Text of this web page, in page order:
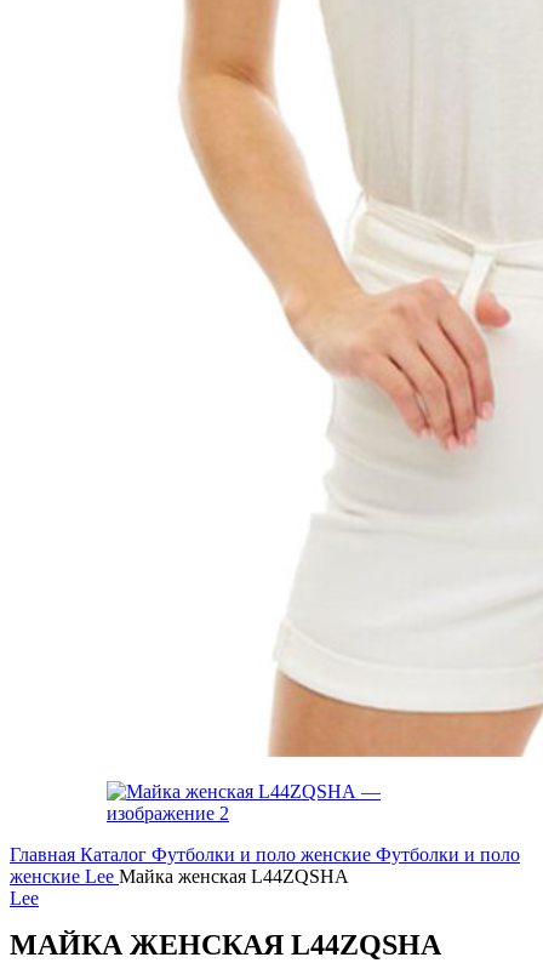
Главная Каталог Футболки и поло женские Футболки и поло
женские Lee Майка женская L44ZQSHA
Lee
МАЙКА ЖЕНСКАЯ L44ZQSHA